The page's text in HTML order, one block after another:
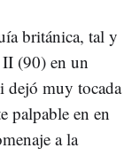
británica, tal y
(90) en un
dejó muy tocada
palpable en en
a la